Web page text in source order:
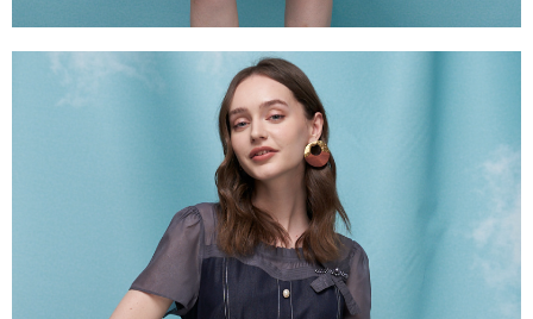
５．嚴禁一人註冊多個帳號或使用他人資訊註冊。若發現惡意使用之情形，